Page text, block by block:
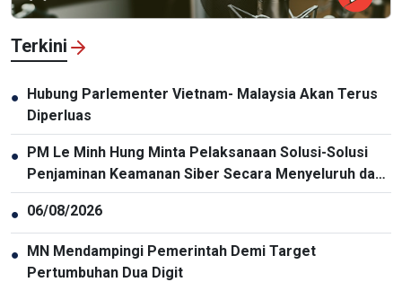
Terkini
● Hubung Parlementer Vietnam- Malaysia Akan Terus
Diperluas
● PM Le Minh Hung Minta Pelaksanaan Solusi-Solusi
Penjaminan Keamanan Siber Secara Menyeluruh dan
Sinkron
● 06/08/2026
● MN Mendampingi Pemerintah Demi Target
Pertumbuhan Dua Digit